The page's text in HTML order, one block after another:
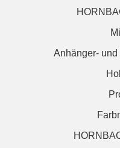
Anhänger- und